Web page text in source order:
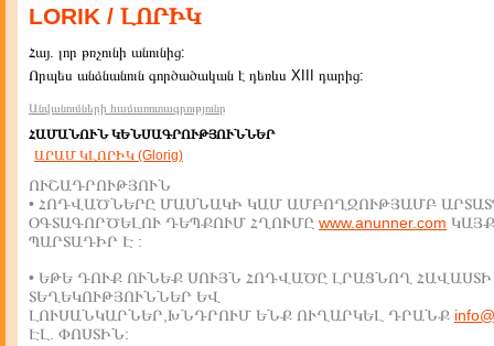
LORIK / ԼՈՐԻԿ
Հայ. լոր թռչունի անունից:
Որպես անձնանուն գործածական է դեռևս XIII դարից:
Անվանումների համառոտագրությունը
ՀԱՄԱՆՈՒՆ ԿԵՆՍԱԳՐՈՒԹՅՈՒՆՆԵՐ
ԱՐԱՄ ԿԼՈՐԻԿ (Glorig)
ՈՒՇԱԴՐՈՒԹՅՈՒՆ
• ՀՈԴՎԱԾՆԵՐԸ ՄԱՍՆԱԿԻ ԿԱՄ ԱՄԲՈՂՋՈՒԹՅԱՄԲ
ՕԳՏԱԳՈՐԾԵԼՈՒ ԴԵՊՔՈՒՄ ՀՂՈՒՄԸ www.anunner.com
ՊԱՐՏԱԴԻՐ Է :
• ԵԹԵ ԴՈՒՔ ՈՒՆԵՔ ՍՈՒՅՆ ՀՈԴՎԱԾԸ ԼՐԱՑՆՈՂ ՀԱՎԱՍՏԻ
ՏԵՂԵԿՈՒԹՅՈՒՆՆԵՐ ԵՎ
ԼՈՒՍԱՆԿԱՐՆԵՐ,ԽՆԴՐՈՒՄ ԵՆՔ ՈՒՂԱՐԿԵԼ ԴՐԱՆՔ
ԷԼ. ՓՈՍՏԻՆ: